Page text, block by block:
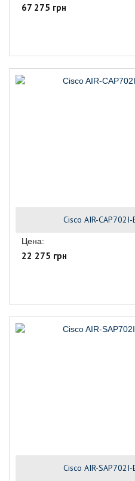
67 275 грн
Cisco AIR-
Цена:
22 275 грн
Cisco AIR-